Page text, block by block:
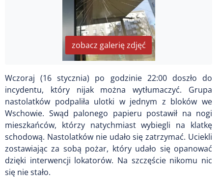
zobacz galerię zdjęć
Wczoraj (16 stycznia) po godzinie 22:00 doszło do
incydentu, który nijak można wytłumaczyć. Grupa
nastolatków podpaliła ulotki w jednym z bloków we
Wschowie. Swąd palonego papieru postawił na nogi
mieszkańców, którzy natychmiast wybiegli na klatkę
schodową. Nastolatków nie udało się zatrzymać. Uciekli
zostawiając za sobą pożar, który udało się opanować
dzięki interwencji lokatorów. Na szczęście nikomu nic
się nie stało.